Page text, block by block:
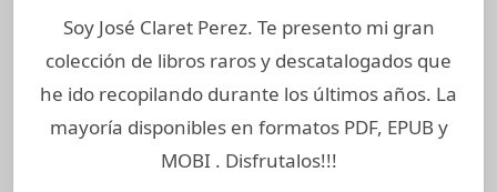
Soy José Claret Perez. Te presento mi gran
colección de libros raros y descatalogados que
he ido recopilando durante los últimos años. La
mayoría disponibles en formatos PDF, EPUB y
MOBI . Disfrutalos!!!